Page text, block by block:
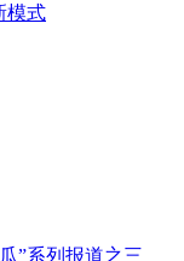
模式
”系列报道之三